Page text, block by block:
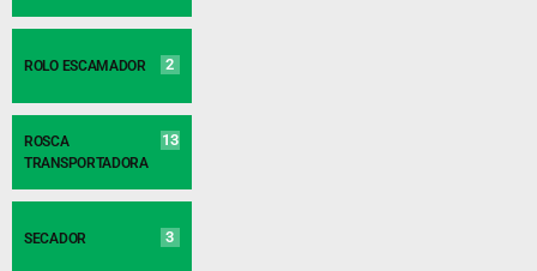
ROLO ESCAMADOR 2
ROSCA
TRANSPORTADORA
13
SECADOR 3